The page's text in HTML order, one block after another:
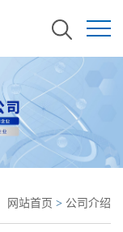
网站首页 > 公司介绍